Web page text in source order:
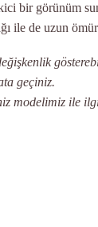
bir görünüm
ile de uzun
geçiniz.
modelimiz ile